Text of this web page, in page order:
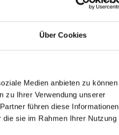
Über Cookies
Medien anbieten zu können
zu Ihrer Verwendung unserer
führen diese Informationen
sie im Rahmen Ihrer Nutzung